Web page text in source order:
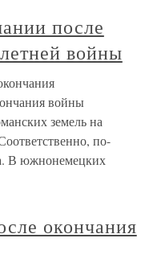
после
войны
войны
земель на
по-
В южнонемецких
окончания